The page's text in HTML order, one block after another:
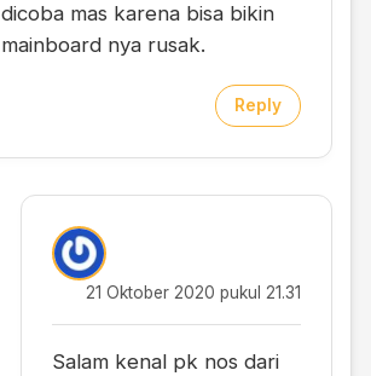
dicoba mas karena bisa bikin
mainboard nya rusak.
Reply
21 Oktober 2020 pukul 21.31
Salam kenal pk nos dari